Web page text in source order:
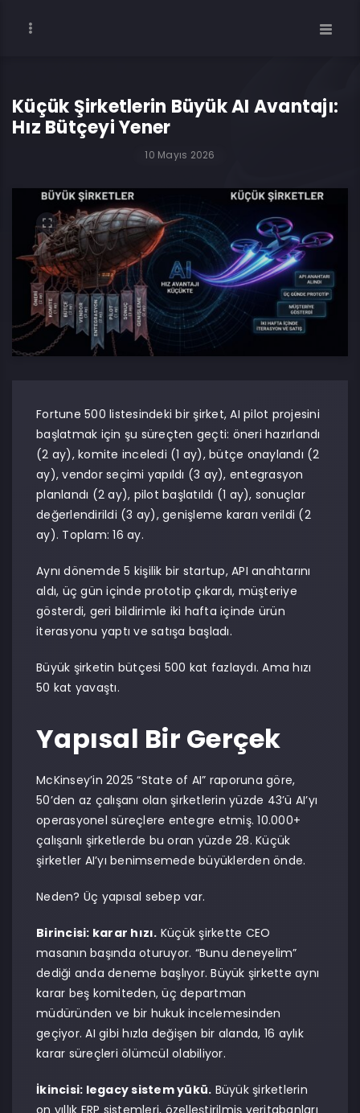
Küçük Şirketlerin Büyük AI Avantajı:
Hız Bütçeyi Yener
10 Mayıs 2026
Fortune 500 listesindeki bir şirket, AI pilot projesini
başlatmak için şu süreçten geçti: öneri hazırlandı
(2 ay), komite inceledi (1 ay), bütçe onaylandı (2
ay), vendor seçimi yapıldı (3 ay), entegrasyon
planlandı (2 ay), pilot başlatıldı (1 ay), sonuçlar
değerlendirildi (3 ay), genişleme kararı verildi (2
ay). Toplam: 16 ay.
Aynı dönemde 5 kişilik bir startup, API anahtarını
aldı, üç gün içinde prototip çıkardı, müşteriye
gösterdi, geri bildirimle iki hafta içinde ürün
iterasyonu yaptı ve satışa başladı.
Büyük şirketin bütçesi 500 kat fazlaydı. Ama hızı
50 kat yavaştı.
Yapısal Bir Gerçek
McKinsey’in 2025 “State of AI” raporuna göre,
50’den az çalışanı olan şirketlerin yüzde 43’ü AI’yı
operasyonel süreçlere entegre etmiş. 10.000+
çalışanlı şirketlerde bu oran yüzde 28. Küçük
şirketler AI’yı benimsemede büyüklerden önde.
Neden? Üç yapısal sebep var.
Birincisi: karar hızı. Küçük şirkette CEO
masanın başında oturuyor. “Bunu deneyelim”
dediği anda deneme başlıyor. Büyük şirkette aynı
karar beş komiteden, üç departman
müdüründen ve bir hukuk incelemesinden
geçiyor. AI gibi hızla değişen bir alanda, 16 aylık
karar süreçleri ölümcül olabiliyor.
İkincisi: legacy sistem yükü. Büyük şirketlerin
on yıllık ERP sistemleri, özelleştirilmiş veritabanları